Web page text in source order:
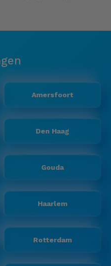
Amersfoort
Den Haag
Gouda
Haarlem
Rotterdam